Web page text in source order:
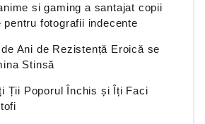
si gaming a santajat copii
fotografii indecente
Ani de Rezistență Eroică se
Stinsă
Ții Poporul Închis și Îți Faci